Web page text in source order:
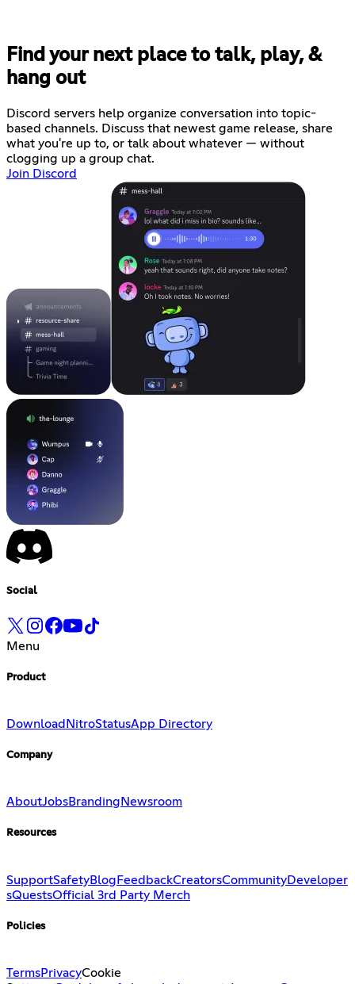
Find your next place to talk, play, &
hang out
Discord servers help organize conversation into topic-
based channels. Discuss that newest game release, share
what you're up to, or talk about whatever — without
clogging up a group chat.
Join Discord
Social
Menu
Product
Download NitroStatusApp Directory
Company
AboutJobsBranding Newsroom
Resources
SupportSafetyBlog FeedbackCreatorsCommunityDeveloper
sQuestsOfficial 3rd Party Merch
Policies
TermsPrivacyCookie